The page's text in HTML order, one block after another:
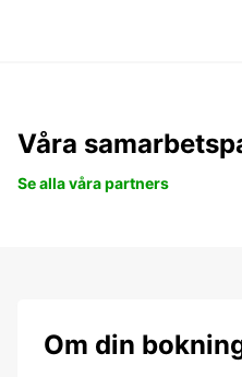
Våra
Se alla våra partners
Om din